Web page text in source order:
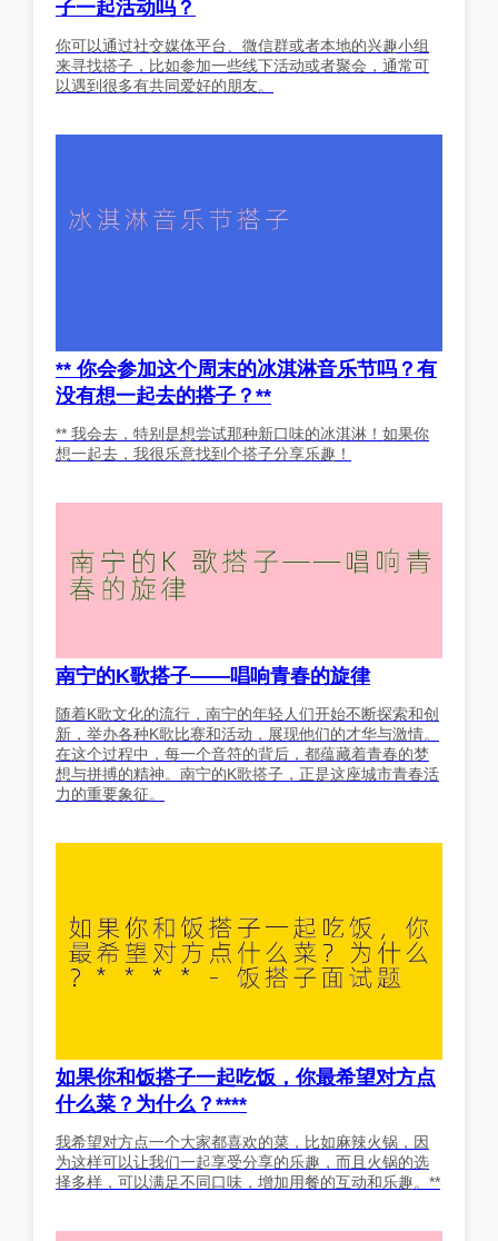
子一起活动吗？
你可以通过社交媒体平台、微信群或者本地的兴趣小组
来寻找搭子，比如参加一些线下活动或者聚会，通常可
以遇到很多有共同爱好的朋友。
** 你会参加这个周末的冰淇淋音乐节吗？有
没有想一起去的搭子？**
** 我会去，特别是想尝试那种新口味的冰淇淋！如果你
想一起去，我很乐意找到个搭子分享乐趣！
南宁的K歌搭子——唱响青春的旋律
随着K歌文化的流行，南宁的年轻人们开始不断探索和创
新，举办各种K歌比赛和活动，展现他们的才华与激情。
在这个过程中，每一个音符的背后，都蕴藏着青春的梦
想与拼搏的精神。南宁的K歌搭子，正是这座城市青春活
力的重要象征。
如果你和饭搭子一起吃饭，你最希望对方点
什么菜？为什么？****
我希望对方点一个大家都喜欢的菜，比如麻辣火锅，因
为这样可以让我们一起享受分享的乐趣，而且火锅的选
择多样，可以满足不同口味，增加用餐的互动和乐趣。**